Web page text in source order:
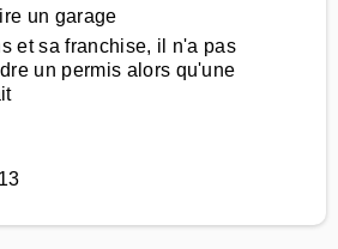
un garage
et sa franchise, il n'a pas
un permis alors qu'une